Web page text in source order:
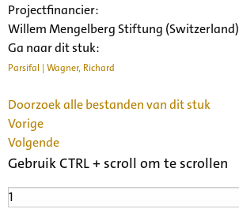
Projectfinancier:
Willem Mengelberg Stiftung (Switzerland)
Ga naar dit stuk:
Parsifal | Wagner, Richard
Doorzoek alle bestanden van dit stuk
Vorige
Volgende
Gebruik CTRL + scroll om te scrollen